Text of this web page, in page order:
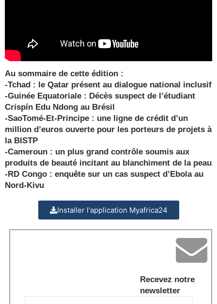
Au sommaire de cette édition :
-Tchad : le Qatar présent au dialogue national inclusif
-Guinée Equatoriale : Décès suspect de l’étudiant
Crispín Edu Ndong au Brésil
-SaoTomé-Et-Principe : une ligne de crédit d’un
million d’euros ouverte pour les porteurs de projets à
la BISTP
-Cameroun : un plus grand contrôle soumis aux
produits de beauté incitant au blanchiment de la peau
-RD Congo : enquête sur un cas suspect d’Ebola au
Nord-Kivu
Installer l'application Myafrica24
Recevez notre
newsletter